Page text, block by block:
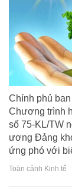
Chính phủ
Chương trình
số 75-KL/TW
ương Đảng
ứng phó với
Toàn cảnh Kinh tế